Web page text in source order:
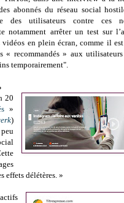
abonnés du réseau social
des utilisateurs contre ces
notamment arrêter un test sur
en plein écran, comme il est
« recommandés » aux
temporairement".
20
»
)
effets délétères. »